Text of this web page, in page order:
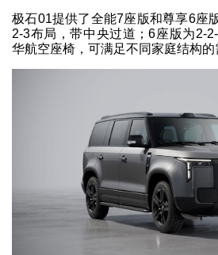
极石01提供了全能7座版和尊享6座
2-3布局，带中央过道；6座版为2-
华航空座椅，可满足不同家庭结构的